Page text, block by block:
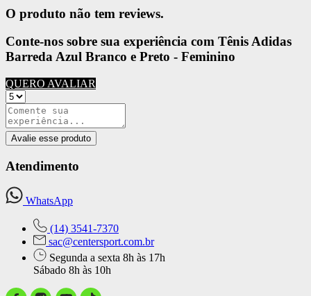
O produto não tem reviews.
Conte-nos sobre sua experiência com Tênis Adidas
Barreda Azul Branco e Preto - Feminino
QUERO AVALIAR
Avalie esse produto
Atendimento
WhatsApp
(14) 3541-7370
sac@centersport.com.br
Segunda a sexta 8h às 17h
Sábado 8h às 10h